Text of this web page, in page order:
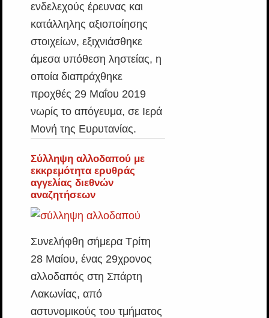
ενδελεχούς έρευνας και
κατάλληλης αξιοποίησης
στοιχείων, εξιχνιάσθηκε
άμεσα υπόθεση ληστείας, η
οποία διαπράχθηκε
προχθές 29 Μαΐου 2019
νωρίς το απόγευμα, σε Ιερά
Μονή της Ευρυτανίας.
Σύλληψη αλλοδαπού με
εκκρεμότητα ερυθράς
αγγελίας διεθνών
αναζητήσεων
Συνελήφθη σήμερα Τρίτη
28 Μαίου, ένας 29χρονος
αλλοδαπός στη Σπάρτη
Λακωνίας, από
αστυνομικούς του τμήματος